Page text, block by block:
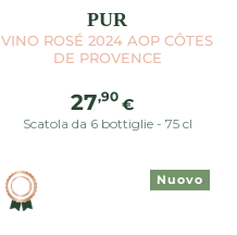
PUR
VINO ROSÉ 2024 AOP CÔTES
DE PROVENCE
Prezzo
regolare
27,90 €
Scatola da 6 bottiglie - 75 cl
Nuovo